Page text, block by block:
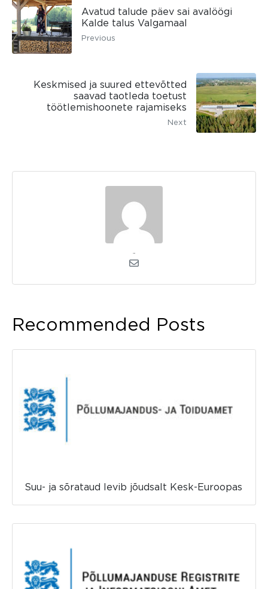
Avatud talude päev sai avalöögi
Kalde talus Valgamaal
Previous
Keskmised ja suured ettevõtted
saavad taotleda toetust
töötlemishoonete rajamiseks
Next
Recommended Posts
Suu- ja sõrataud levib jõudsalt Kesk-Euroopas